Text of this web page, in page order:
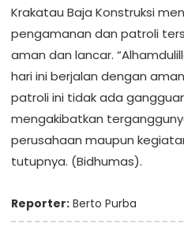
Krakatau Baja Konstruksi
pengamanan dan patroli
aman dan lancar.
hari ini berjalan dengan
patroli ini tidak ada
mengakibatkan
perusahaan maupun
tutupnya. (Bidhumas).
Reporter: Berto Purba